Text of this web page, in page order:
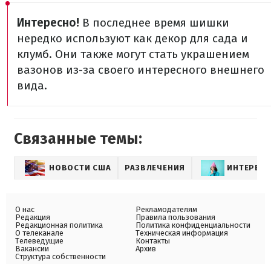
Интересно! В последнее время шишки
нередко используют как декор для сада и
клумб. Они также могут стать украшением
вазонов из-за своего интересного внешнего
вида.
Связанные темы:
НОВОСТИ США РАЗВЛЕЧЕНИЯ
О нас
Редакция
Редакционная политика
О телеканале
Телеведущие
Вакансии
Структура собственности
Рекламодателям
Правила пользования
Политика конфиденциальности
Техническая информация
Контакты
Архив